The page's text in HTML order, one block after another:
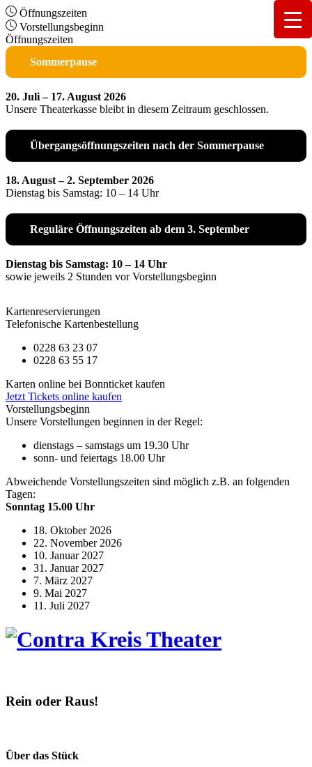
Öffnungszeiten
Vorstellungsbeginn
Öffnungszeiten
Sommerpause
20. Juli – 17. August 2026
Unsere Theaterkasse bleibt in diesem Zeitraum geschlossen.
Übergangsöffnungszeiten nach der Sommerpause
18. August – 2. September 2026
Dienstag bis Samstag: 10 – 14 Uhr
Reguläre Öffnungszeiten ab dem 3. September
Dienstag bis Samstag: 10 – 14 Uhr
sowie jeweils 2 Stunden vor Vorstellungsbeginn
Kartenreservierungen
Telefonische Kartenbestellung
0228 63 23 07
0228 63 55 17
Karten online bei Bonnticket kaufen
Jetzt Tickets online kaufen
Vorstellungsbeginn
Unsere Vorstellungen beginnen in der Regel:
dienstags – samstags um 19.30 Uhr
sonn- und feiertags 18.00 Uhr
Abweichende Vorstellungszeiten sind möglich z.B. an folgenden
Tagen:
Sonntag 15.00 Uhr
18. Oktober 2026
22. November 2026
10. Januar 2027
31. Januar 2027
7. März 2027
9. Mai 2027
11. Juli 2027
Rein oder Raus!
Über das Stück